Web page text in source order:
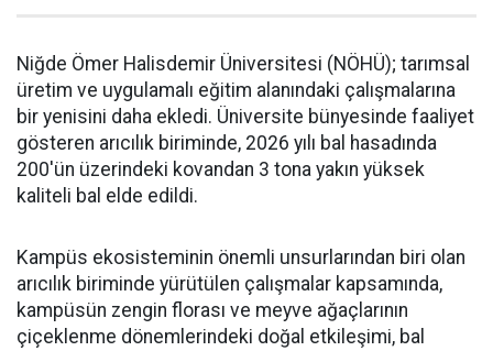
Niğde Ömer Halisdemir Üniversitesi (NÖHÜ); tarımsal
üretim ve uygulamalı eğitim alanındaki çalışmalarına
bir yenisini daha ekledi. Üniversite bünyesinde faaliyet
gösteren arıcılık biriminde, 2026 yılı bal hasadında
200'ün üzerindeki kovandan 3 tona yakın yüksek
kaliteli bal elde edildi.
Kampüs ekosisteminin önemli unsurlarından biri olan
arıcılık biriminde yürütülen çalışmalar kapsamında,
kampüsün zengin florası ve meyve ağaçlarının
çiçeklenme dönemlerindeki doğal etkileşimi, bal